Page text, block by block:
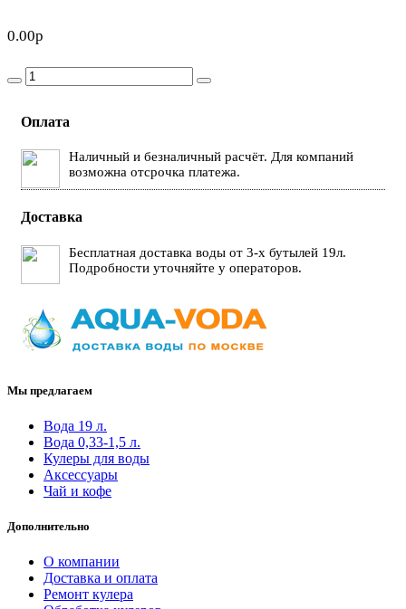
0.00р
Оплата
Наличный и безналичный расчёт. Для компаний
возможна отсрочка платежа.
Доставка
Бесплатная доставка воды от 3-х бутылей 19л.
Подробности уточняйте у операторов.
Мы предлагаем
Вода 19 л.
Вода 0,33-1,5 л.
Кулеры для воды
Аксессуары
Чай и кофе
Дополнительно
О компании
Доставка и оплата
Ремонт кулера